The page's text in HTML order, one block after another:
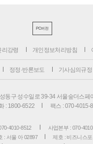
PC버전
리강령 개인정보처리방침
정정·반론보도 기사심의규정
동구 성수일로 39-34 서울숲더스페
: 1800-6522
팩스 : 070-4015-
4010-8512
사업본부 : 070-
: 서울 아 02897
제호 : 비즈니스포